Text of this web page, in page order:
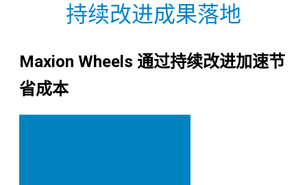
持续改进成果落地
Maxion Wheels 通过持续改进加速节
省成本